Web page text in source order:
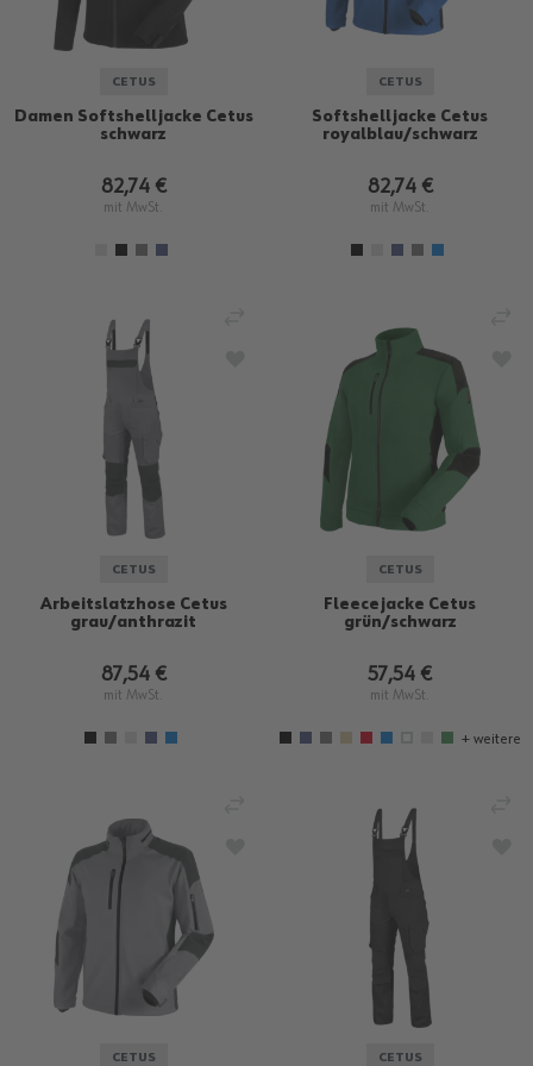
CETUS
Damen Softshelljacke Cetus
schwarz
82,74 €
mit MwSt.
CETUS
Softshelljacke Cetus
royalblau/schwarz
82,74 €
mit MwSt.
CETUS
Arbeitslatzhose Cetus
grau/anthrazit
87,54 €
mit MwSt.
ZUR WUNSCHLISTE HINZUFÜGEN
CETUS
Fleecejacke Cetus
grün/schwarz
57,54 €
mit MwSt.
+ weitere
CETUS
ZUR WUNSCHLISTE HINZUFÜGEN
CETUS